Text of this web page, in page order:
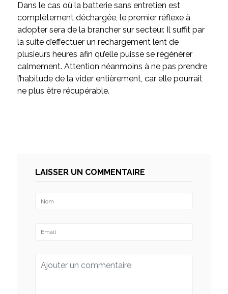
Dans le cas où la batterie sans entretien est
complètement déchargée, le premier réflexe à
adopter sera de la brancher sur secteur. Il suffit par
la suite d’effectuer un rechargement lent de
plusieurs heures afin qu’elle puisse se régénérer
calmement. Attention néanmoins à ne pas prendre
l’habitude de la vider entièrement, car elle pourrait
ne plus être récupérable.
LAISSER UN COMMENTAIRE